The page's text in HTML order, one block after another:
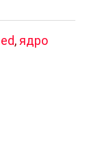
ли эти
они
данных
в
, ядро